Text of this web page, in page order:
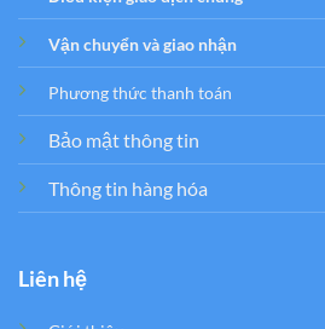
Vận chuyển và giao nhận
Phương thức thanh toán
Bảo mật thông tin
Thông tin hàng hóa
Liên hệ